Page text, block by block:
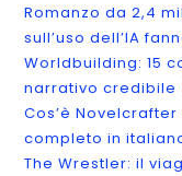
Romanzo da 2,4
sull’uso dell’IA
Worldbuilding: 15
narrativo credibile
Cos’è
completo in
The Wrestler: il